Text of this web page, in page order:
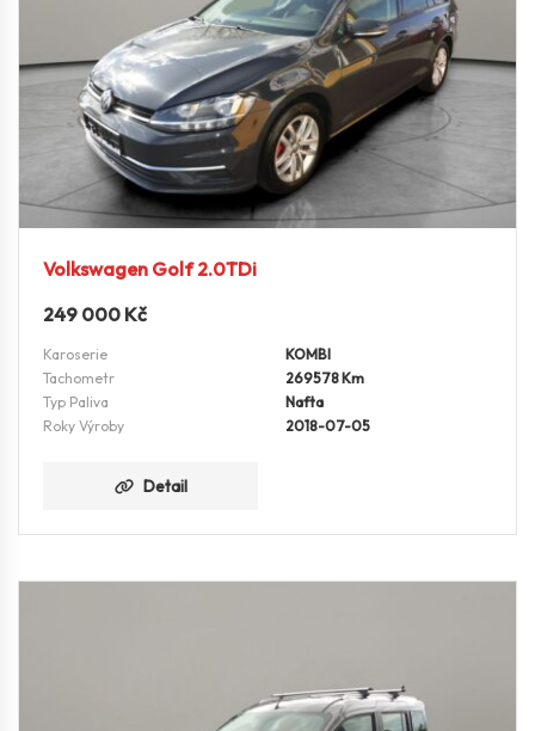
Volkswagen Golf 2.0TDi
249 000 Kč
Karoserie
KOMBI
Tachometr
269578 Km
Typ Paliva
Nafta
Roky Výroby
2018-07-05
Detail